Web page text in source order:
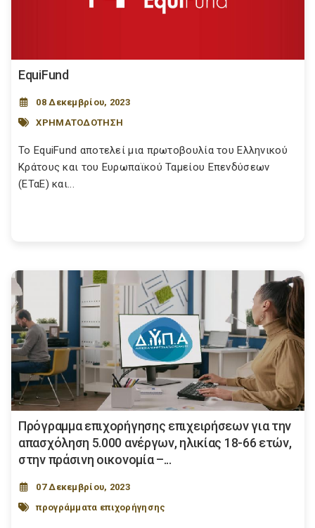
EquiFund
08 Δεκεμβρίου, 2023
ΧΡΗΜΑΤΟΔΟΤΗΣΗ
Το EquiFund αποτελεί μια πρωτοβουλία του Ελληνικού
Κράτους και του Ευρωπαϊκού Ταμείου Επενδύσεων
(ΕΤαΕ) και...
Πρόγραμμα επιχορήγησης επιχειρήσεων για την
απασχόληση 5.000 ανέργων, ηλικίας 18-66 ετών,
στην πράσινη οικονομία –...
07 Δεκεμβρίου, 2023
προγράμματα επιχορήγησης